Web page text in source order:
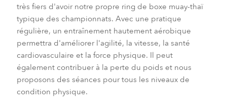
très fiers d'avoir notre propre ring de boxe muay-thaï
typique des championnats. Avec une pratique
régulière, un entraînement hautement aérobique
permettra d'améliorer l'agilité, la vitesse, la santé
cardiovasculaire et la force physique. Il peut
également contribuer à la perte du poids et nous
proposons des séances pour tous les niveaux de
condition physique.